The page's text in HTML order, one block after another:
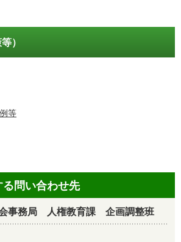
）
等
問い合わせ先
事務局 人権教育課 企画調整班